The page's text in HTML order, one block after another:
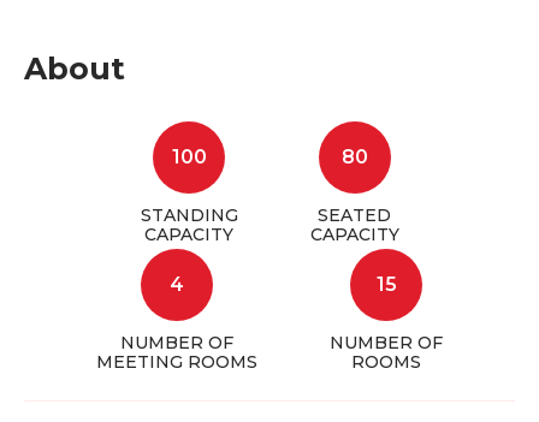
About
100
STANDING
CAPACITY
80
SEATED
CAPACITY
4
NUMBER OF
MEETING ROOMS
15
NUMBER OF
ROOMS